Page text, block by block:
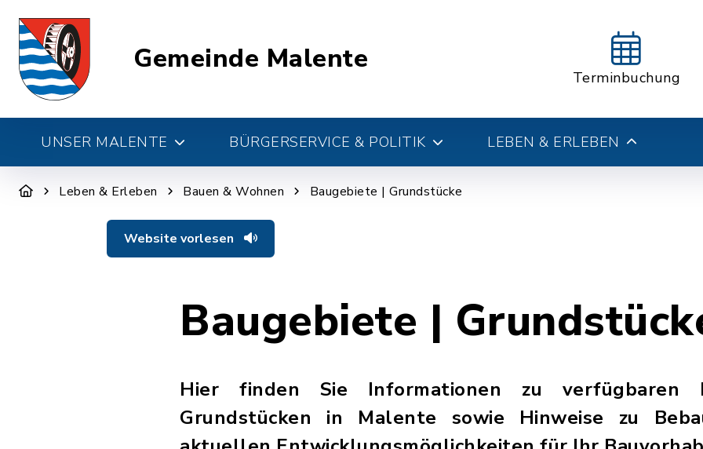
Gemeinde Malente
Terminbuchung
UNSER MALENTE BÜRGERSERVICE & POLITIK LEBEN & ERLEBEN
Leben & Erleben Bauen & Wohnen Baugebiete | Grundstücke
Website vorlesen
Baugebiete |
Hier finden Sie Informationen zu verfügbaren
Grundstücken in Malente sowie Hinweise zu